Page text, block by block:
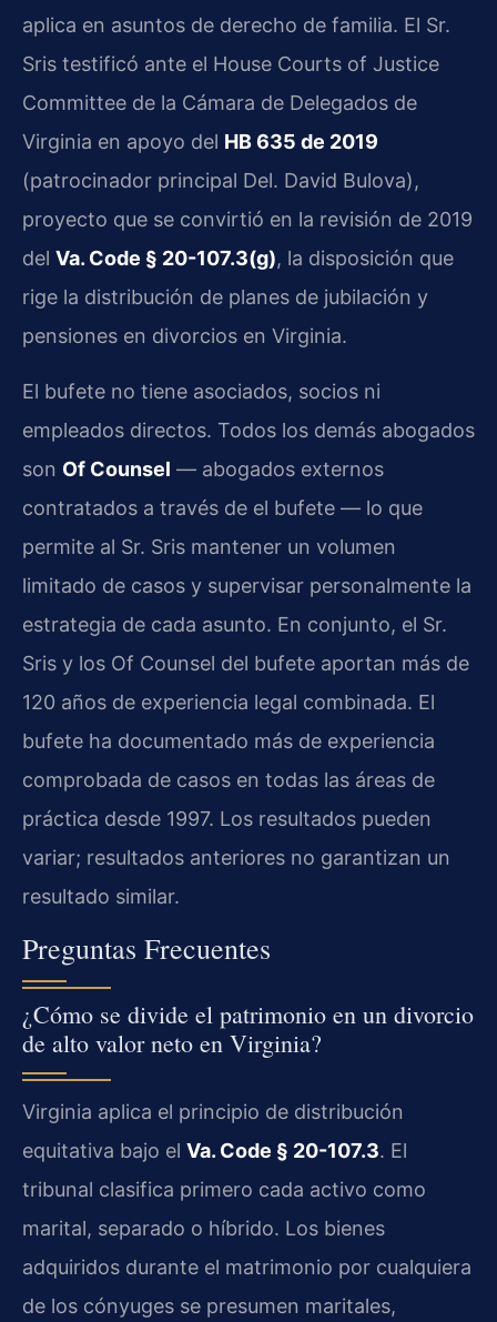
aplica en asuntos de derecho de familia. El Sr.
Sris testificó ante el House Courts of Justice
Committee de la Cámara de Delegados de
Virginia en apoyo del HB 635 de 2019
(patrocinador principal Del. David Bulova),
proyecto que se convirtió en la revisión de 2019
del Va. Code § 20-107.3(g), la disposición que
rige la distribución de planes de jubilación y
pensiones en divorcios en Virginia.
El bufete no tiene asociados, socios ni
empleados directos. Todos los demás abogados
son Of Counsel — abogados externos
contratados a través de el bufete — lo que
permite al Sr. Sris mantener un volumen
limitado de casos y supervisar personalmente la
estrategia de cada asunto. En conjunto, el Sr.
Sris y los Of Counsel del bufete aportan más de
120 años de experiencia legal combinada. El
bufete ha documentado más de experiencia
comprobada de casos en todas las áreas de
práctica desde 1997. Los resultados pueden
variar; resultados anteriores no garantizan un
resultado similar.
Preguntas Frecuentes
¿Cómo se divide el patrimonio en un divorcio
de alto valor neto en Virginia?
Virginia aplica el principio de distribución
equitativa bajo el Va. Code § 20-107.3. El
tribunal clasifica primero cada activo como
marital, separado o híbrido. Los bienes
adquiridos durante el matrimonio por cualquiera
de los cónyuges se presumen maritales,